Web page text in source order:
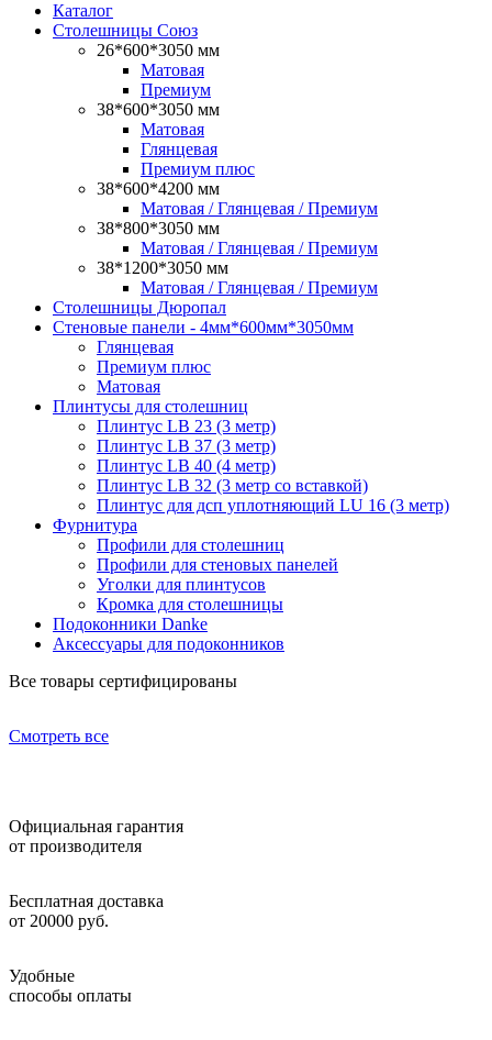
Каталог
Столешницы Союз
26*600*3050 мм
Матовая
Премиум
38*600*3050 мм
Матовая
Глянцевая
Премиум плюс
38*600*4200 мм
Матовая / Глянцевая / Премиум
38*800*3050 мм
Матовая / Глянцевая / Премиум
38*1200*3050 мм
Матовая / Глянцевая / Премиум
Столешницы Дюропал
Стеновые панели - 4мм*600мм*3050мм
Глянцевая
Премиум плюс
Матовая
Плинтусы для столешниц
Плинтус LB 23 (3 метр)
Плинтус LB 37 (3 метр)
Плинтус LB 40 (4 метр)
Плинтус LB 32 (3 метр со вставкой)
Плинтус для дсп уплотняющий LU 16 (3 метр)
Фурнитура
Профили для столешниц
Профили для стеновых панелей
Уголки для плинтусов
Кромка для столешницы
Подоконники Danke
Аксессуары для подоконников
Все товары сертифицированы
Смотреть все
Официальная гарантия
от производителя
Бесплатная доставка
от 20000 руб.
Удобные
способы оплаты